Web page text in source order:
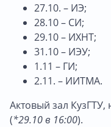
27.10. – ИЭ;
28.10 – СИ;
29.10 – ИХНТ;
31.10 – ИЭУ;
1.11 – ГИ;
2.11. – ИИТМА.
Актовый зал КузГТУ,
(*29.10 в 16:00).